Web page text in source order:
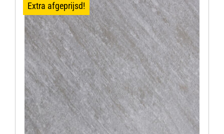
Extra afgeprijsd!